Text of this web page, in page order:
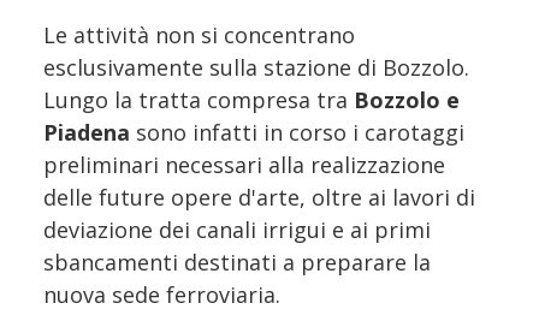
Le attività non si concentrano
esclusivamente sulla stazione di Bozzolo.
Lungo la tratta compresa tra Bozzolo e
Piadena sono infatti in corso i carotaggi
preliminari necessari alla realizzazione
delle future opere d'arte, oltre ai lavori di
deviazione dei canali irrigui e ai primi
sbancamenti destinati a preparare la
nuova sede ferroviaria.